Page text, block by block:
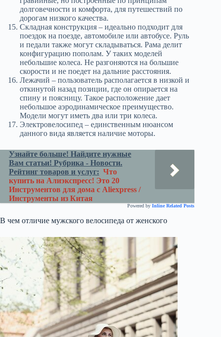
долговечности и комфорта, для путешествий по
дорогам низкого качества.
Складная конструкция – идеально подходит для
поездок на поезде, автомобиле или автобусе. Руль
и педали также могут складываться. Рама делит
конфигурацию пополам. У таких моделей
небольшие колеса. Не разгоняются на большие
скорости и не поедет на дальние расстояния.
Лежачий – пользователь располагается в низкой и
откинутой назад позиции, где он опирается на
спину и поясницу. Такое расположение дает
небольшое аэродинамическое преимущество.
Модели могут иметь два или три колеса.
Электровелосипед – единственным нюансом
данного вида является наличие моторы.
Узнайте больше! Найдите нужные
Вам статьи! Рубрика - Новости.
Рейтинг товаров и услуг: Что
купить на Алиэкспресс! Это 20
Инструментов для дома с Aliexpress /
Инструменты из Китая
Powered by Inline Related Posts
В чем отличие мужского велосипеда от женского